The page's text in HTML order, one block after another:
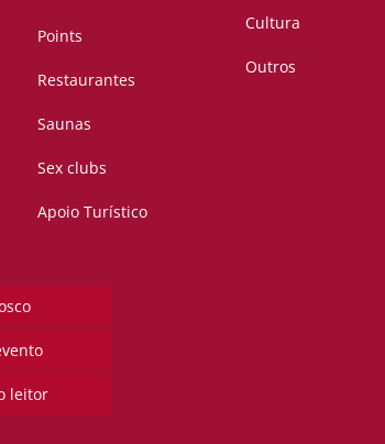
Points
Restaurantes
Saunas
Sex clubs
Apoio Turístico
leitor
Cultura
Outros